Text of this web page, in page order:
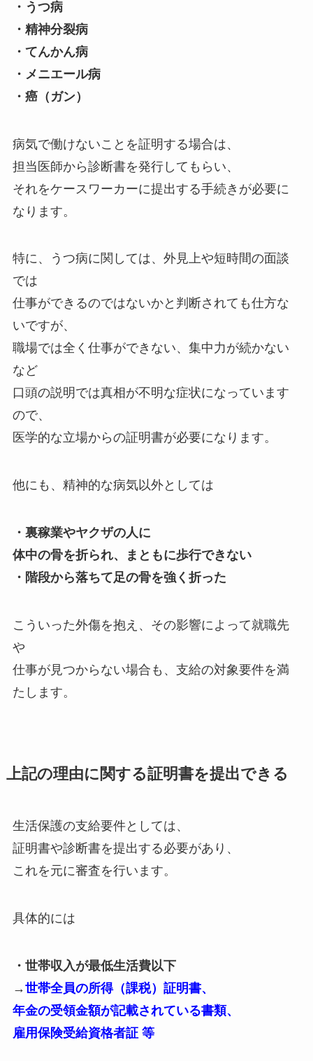
・うつ病
・精神分裂病
・てんかん病
・メニエール病
・癌（ガン）
病気で働けないことを証明する場合は、
担当医師から診断書を発行してもらい、
それをケースワーカーに提出する手続きが必要に
なります。
特に、うつ病に関しては、外見上や短時間の面談
では
仕事ができるのではないかと判断されても仕方な
いですが、
職場では全く仕事ができない、集中力が続かない
など
口頭の説明では真相が不明な症状になっています
ので、
医学的な立場からの証明書が必要になります。
他にも、精神的な病気以外としては
・裏稼業やヤクザの人に
体中の骨を折られ、まともに歩行できない
・階段から落ちて足の骨を強く折った
こういった外傷を抱え、その影響によって就職先
や
仕事が見つからない場合も、支給の対象要件を満
たします。
上記の理由に関する証明書を提出できる
生活保護の支給要件としては、
証明書や診断書を提出する必要があり、
これを元に審査を行います。
具体的には
・世帯収入が最低生活費以下
→世帯全員の所得（課税）証明書、
年金の受領金額が記載されている書類、
雇用保険受給資格者証 等